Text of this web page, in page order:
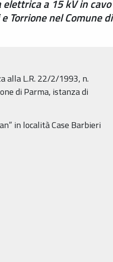
a 15 kV in cavo
Torrione nel Comune di
alla L.R. 22/2/1993, n.
di Parma, istanza di
in località Case Barbieri